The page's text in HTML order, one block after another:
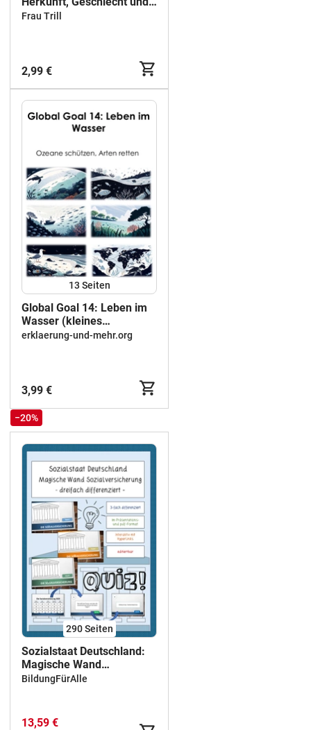
Einkommen
Frau Trill
2,99 €
13 Seiten
Global Goal 14: Leben im
Wasser (kleines
Materialpaket)
erklaerung-und-mehr.org
3,99 €
−20%
290Seiten
Sozialstaat Deutschland:
Magische Wand
Sozialversicherung (3-fach
BildungFürAlle
13,59 €